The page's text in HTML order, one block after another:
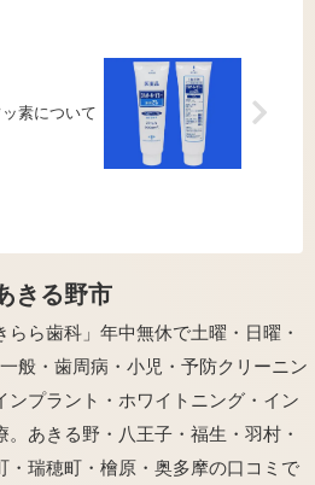
ッ素について
きる野市
ら歯科」年中無休で土曜・日曜・
般・歯周病・小児・予防クリーニン
ンプラント・ホワイトニング・イン
あきる野・八王子・福生・羽村・
・瑞穂町・檜原・奥多摩の口コミで